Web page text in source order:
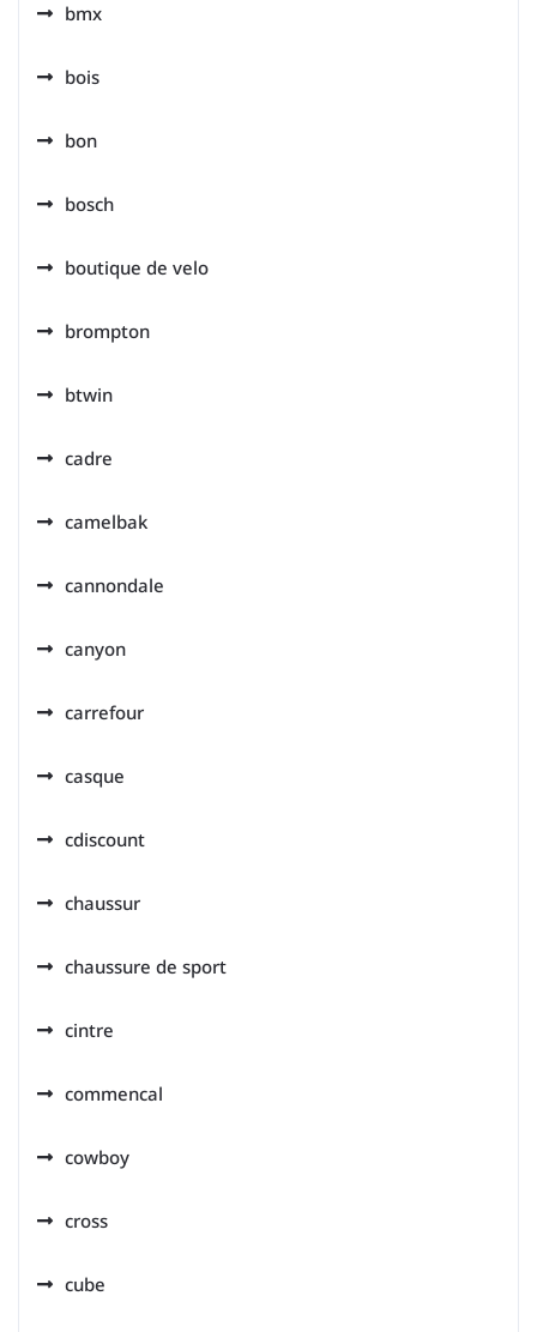
bmx
bois
bon
bosch
boutique de velo
brompton
btwin
cadre
camelbak
cannondale
canyon
carrefour
casque
cdiscount
chaussur
chaussure de sport
cintre
commencal
cowboy
cross
cube